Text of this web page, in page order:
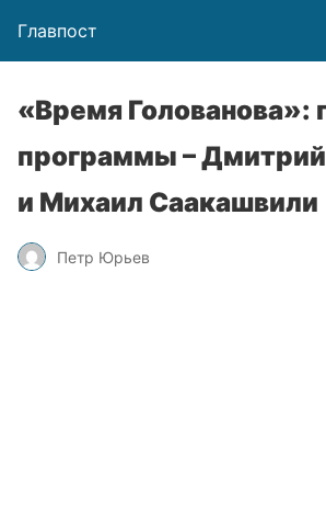
Главпост
«Время Голованова»:
программы –
и Михаил Саакашвили
Петр Юрьев